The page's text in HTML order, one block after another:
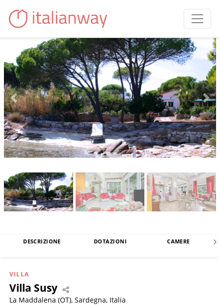
DESCRIZIONE DOTAZIONI CAMERE
VILLA
Villa Susy
La Maddalena (OT), Sardegna, Italia